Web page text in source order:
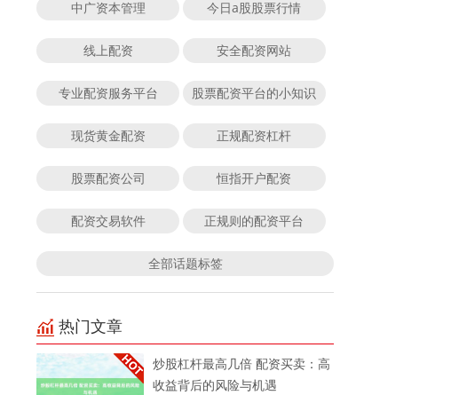
中广资本管理 今日a股股票行情
线上配资 安全配资网站
专业配资服务平台 股票配资平台的小知识
现货黄金配资 正规配资杠杆
股票配资公司 恒指开户配资
配资交易软件 正规则的配资平台
全部话题标签
热门文章
炒股杠杆最高几倍 配资买卖：高
收益背后的风险与机遇